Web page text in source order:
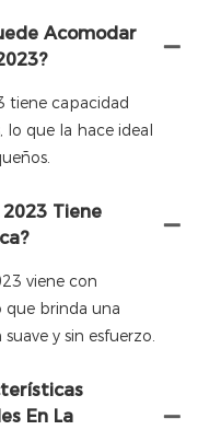
Acomodar
tiene capacidad
lo que la hace ideal
Tiene
viene con
brinda una
y sin esfuerzo.
En La